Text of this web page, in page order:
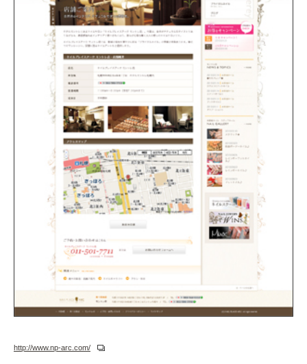
http://www.np-arc.com/